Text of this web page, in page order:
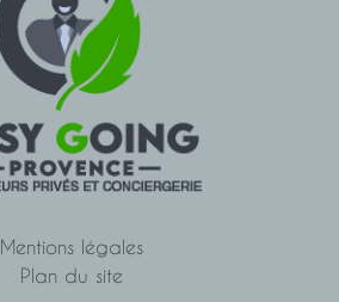
Mentions légales
Plan du site